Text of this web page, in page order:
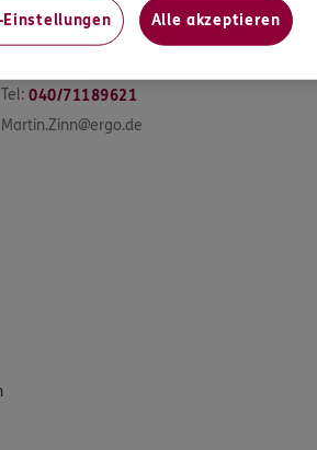
MartinZinn
Tel: 040/71189621
Martin.Zinn@ergo.de
Einstellungen Alle akzeptieren